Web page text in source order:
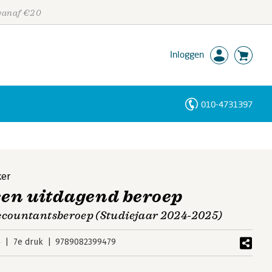
€20
Inloggen
010-4731397
uitdagend beroep
(Studiejaar 2024-2025)
7e druk 9789082399479
Personen